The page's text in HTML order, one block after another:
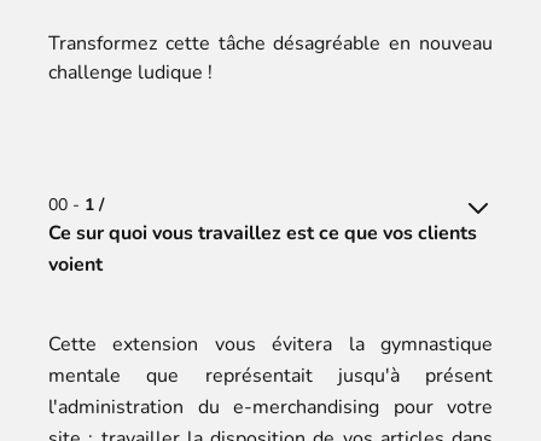
Transformez cette tâche désagréable en nouveau
challenge ludique !
00 - 1 /
Ce sur quoi vous travaillez est ce que vos clients
voient
Cette extension vous évitera la gymnastique
mentale que représentait jusqu'à présent
l'administration du e-merchandising pour votre